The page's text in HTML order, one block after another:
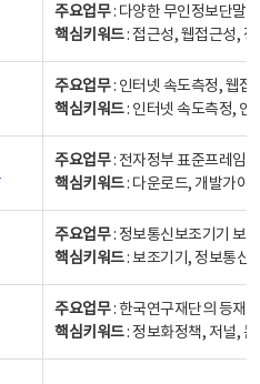
주요업무: 다양한 무인정보단말
핵심키워드: 접근성, 웹접근성,
주요업무: 인터넷 속도측정, 웹접
핵심키워드: 인터넷 속도측정, 인
주요업무: 전자정부 표준프레임
핵심키워드: 다운로드, 개발가이
주요업무: 정보통신보조기기 보
핵심키워드: 보조기기, 정보통신
주요업무: 한국연구재단의 등재
핵심키워드: 정보화정책, 저널,